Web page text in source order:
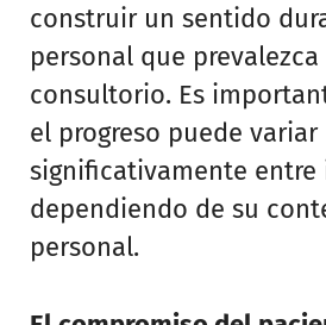
construir un sentido
personal que
consultorio. Es
el progreso puede variar
significativamente
dependiendo de su
personal.